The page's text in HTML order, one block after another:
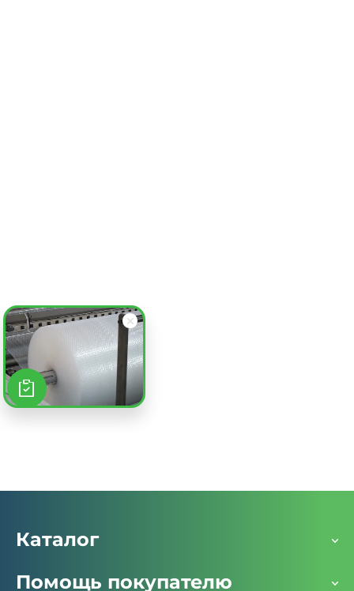
Пакет воздушно-пузырьковый 200х195 см, 3 слоя,
плотность 300, с клеевым клапаном
Заказать
Каталог
Помощь покупателю